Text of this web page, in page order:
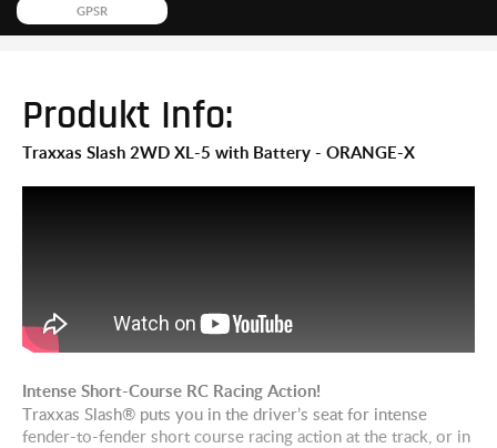
GPSR
Produkt Info:
Traxxas Slash 2WD XL-5 with Battery - ORANGE-X
Intense Short-Course RC Racing Action!
Traxxas Slash® puts you in the driver’s seat for intense
fender-to-fender short course racing action at the track, or in